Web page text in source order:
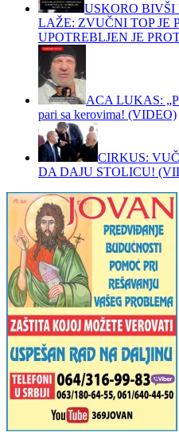
USKORO BIVŠI
LAŽE: ZVUČNI TOP JE
UPOTREBLJEN JE
ACA LUKAS:
pari sa kerovima! (VIDEO)
CIRKUS:
DA DAJU STOLICU!